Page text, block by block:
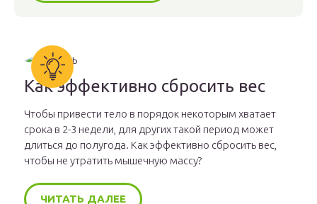
Как эффективно сбросить вес
Чтобы привести тело в порядок некоторым хватает
срока в 2-3 недели, для других такой период может
длиться до полугода. Как эффективно сбросить вес,
чтобы не утратить мышечную массу?
ЧИТАТЬ ДАЛЕЕ